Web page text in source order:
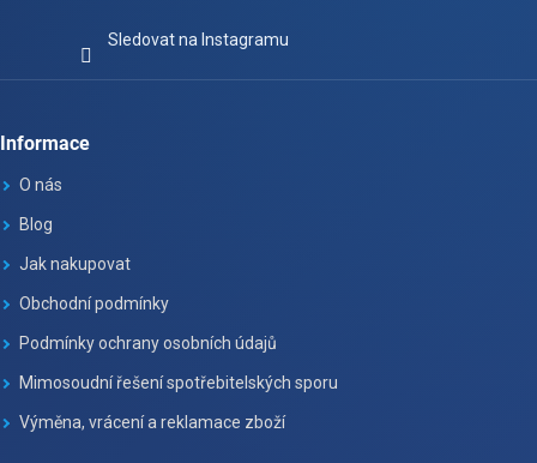
Sledovat na Instagramu
Informace
O nás
Blog
Jak nakupovat
Obchodní podmínky
Podmínky ochrany osobních údajů
Mimosoudní řešení spotřebitelských sporu
Výměna, vrácení a reklamace zboží